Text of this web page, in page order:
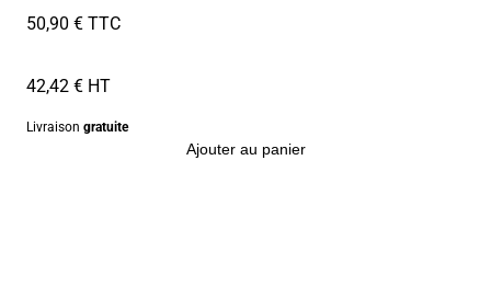
50,90 € TTC
42,42 € HT
Livraison gratuite
Ajouter au panier